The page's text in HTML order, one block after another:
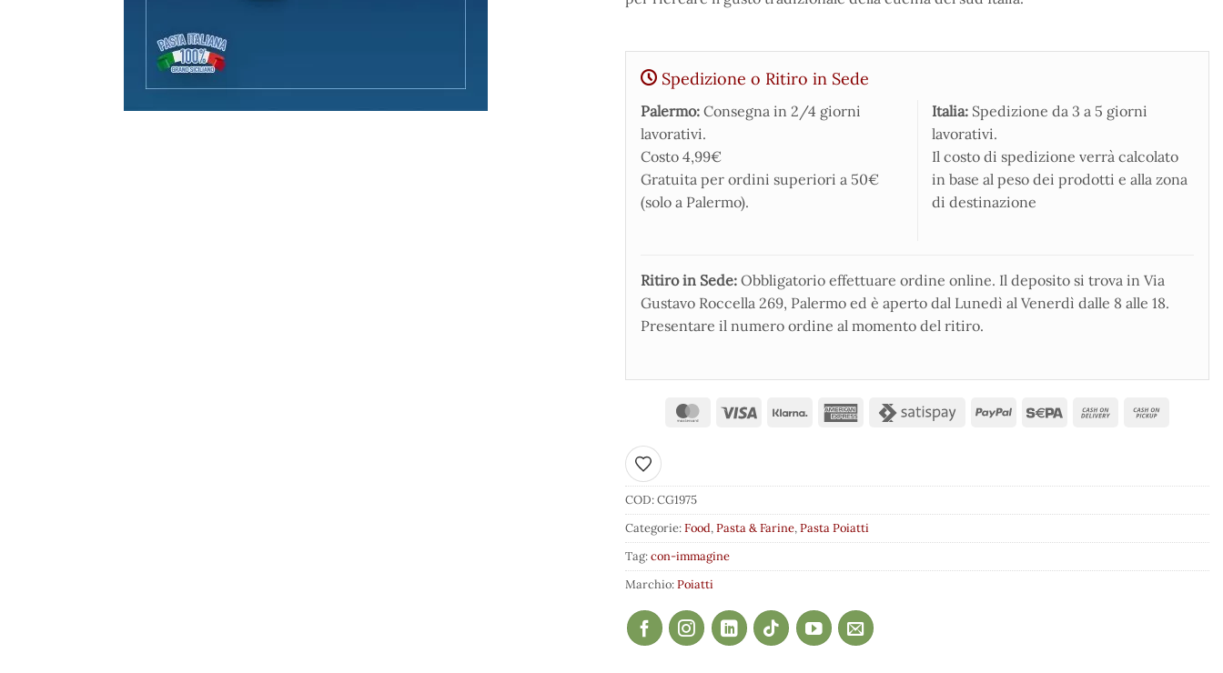
Spedizione o Ritiro in Sede
Palermo: Consegna in 2/4 giorni
lavorativi.
Costo 4,99€
Gratuita per ordini superiori a 50€
(solo a Palermo).
Italia: Spedizione da 3 a 5 giorni
lavorativi.
Il costo di spedizione verrà calcolato
in base al peso dei prodotti e alla zona
di destinazione
Ritiro in Sede: Obbligatorio effettuare ordine online. Il deposito si trova in Via
Gustavo Roccella 269, Palermo ed è aperto dal Lunedì al Venerdì dalle 8 alle 18.
Presentare il numero ordine al momento del ritiro.
Aggiungi ai preferiti
COD:CG1975
Categorie:Food,Pasta & Farine,Pasta Poiatti
Tag:con-immagine
Marchio:Poiatti